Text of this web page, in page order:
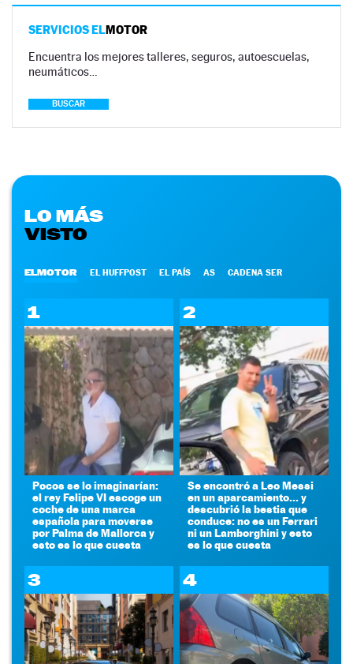
SERVICIOS ELMOTOR
Encuentra los mejores talleres, seguros, autoescuelas,
neumáticos…
BUSCAR
LO MÁS
VISTO
ELMOTOR EL HUFFPOST EL PAÍS AS CADENA SER
1
Pocos se lo imaginarían:
el rey Felipe VI escoge un
coche de una marca
española para moverse
por Palma de Mallorca y
esto es lo que cuesta
2
Se encontró a Leo Messi
en un aparcamiento... y
descubrió la bestia que
conduce: no es un Ferrari
ni un Lamborghini y esto
es lo que cuesta
3 4